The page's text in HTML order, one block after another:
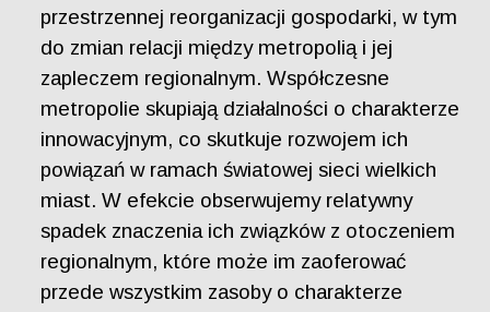
przestrzennej reorganizacji gospodarki, w tym
do zmian relacji między metropolią i jej
zapleczem regionalnym. Współczesne
metropolie skupiają działalności o charakterze
innowacyjnym, co skutkuje rozwojem ich
powiązań w ramach światowej sieci wielkich
miast. W efekcie obserwujemy relatywny
spadek znaczenia ich związków z otoczeniem
regionalnym, które może im zaoferować
przede wszystkim zasoby o charakterze